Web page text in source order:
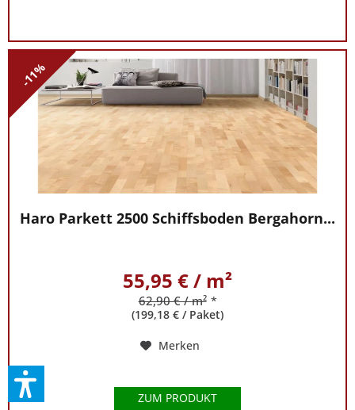
-11%
Haro Parkett 2500 Schiffsboden Bergahorn...
55,95 € / m²
62,90 € / m² *
(199,18 € / Paket)
Merken
ZUM PRODUKT